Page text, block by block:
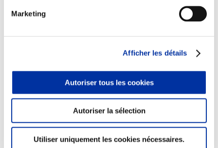
Marketing
Afficher les détails
Autoriser tous les cookies
Autoriser la sélection
Utiliser uniquement les cookies nécessaires.
Viandes et santé
Juste rémunération et attractivité des métiers
Sources d’information
Accords